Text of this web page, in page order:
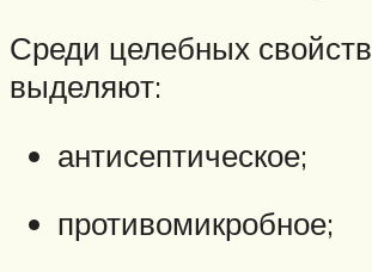
Среди целебных свойств
выделяют:
антисептическое;
противомикробное;